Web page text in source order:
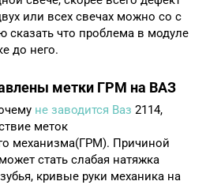
или всех свечах можно со с
сказать что проблема в модуле
до него.
метки ГРМ на ВАЗ
не заводится Ваз 2114,
меток
механизма(ГРМ). Причиной
стать слабая натяжка
кривые руки механика на